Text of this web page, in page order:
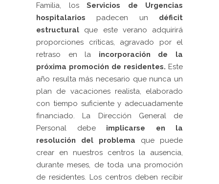
Familia, los Servicios de Urgencias
hospitalarios padecen un déficit
estructural que este verano adquirirá
proporciones críticas, agravado por el
retraso en la incorporación de la
próxima promoción de residentes. Este
año resulta más necesario que nunca un
plan de vacaciones realista, elaborado
con tiempo suficiente y adecuadamente
financiado. La Dirección General de
Personal debe implicarse en la
resolución del problema que puede
crear en nuestros centros la ausencia,
durante meses, de toda una promoción
de residentes. Los centros deben recibir